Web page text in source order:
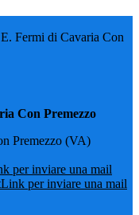
Fermi di Cavaria Con
Con Premezzo
Premezzo (VA)
per inviare una mail
Link per inviare una mail